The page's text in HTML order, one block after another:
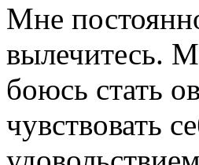
Мне
вылечитесь.
боюсь стать
чувствовать